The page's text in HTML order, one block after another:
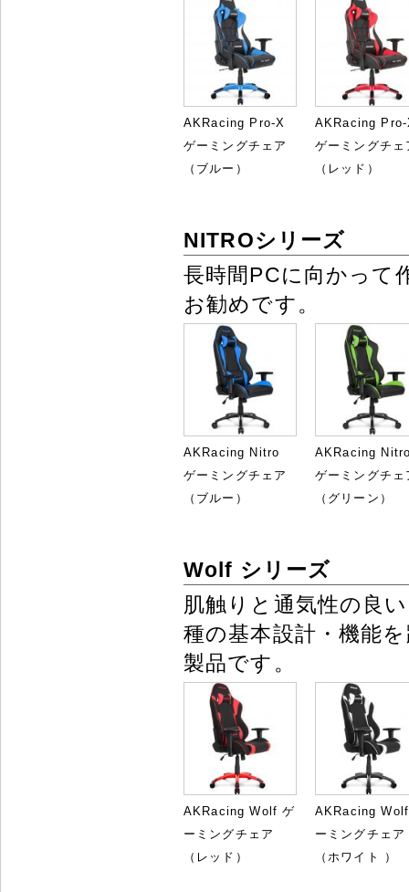
AKRacing Pro-X
ゲーミングチェア
（ブルー）
AKRacing
ゲーミングチェ
（レッド）
NITROシリーズ
長時間PCに向かって
お勧めです。
AKRacing Nitro
ゲーミングチェア
（ブルー）
AKRacing
ゲーミングチェ
（グリーン）
Wolf シリーズ
肌触りと通気性の良
種の基本設計・機能
製品です。
AKRacing Wolf ゲ
ーミングチェア
（レッド）
AKRacing
ーミングチェア
（ホワイト ）